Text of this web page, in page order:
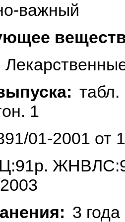
важный
табл.
1
01-2001 от
3 года